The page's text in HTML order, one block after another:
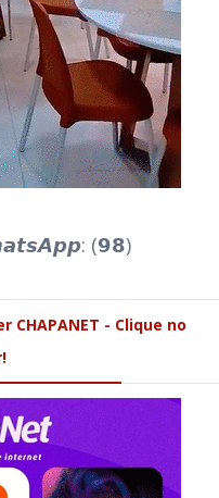
(𝟵𝟴)
- Clique no